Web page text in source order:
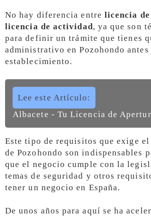
No hay diferencia entre licencia
licencia de actividad, ya que son
para definir un trámite que tienes
administrativo en Pozohondo
establecimiento.
Lee este Artículo:
Albacete - Tu Licencia de
Este tipo de requisitos que exige el
de Pozohondo son indispensables
que el negocio cumple con la
temas de seguridad y otros
tener un negocio en España.
De unos años para aquí se ha